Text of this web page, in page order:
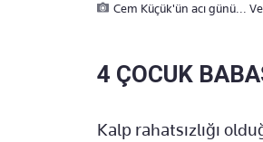
Cem Küçük'ün acı günü...
4 ÇOCUK
Kalp rahatsızlığı